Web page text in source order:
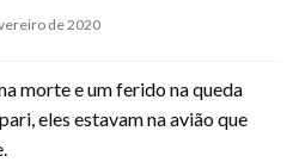
de 2020
morte e um ferido na queda
eles estavam na avião que